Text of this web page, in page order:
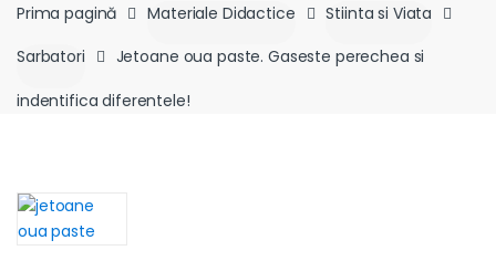
Prima pagină Materiale Didactice
Stiinta si Viata
Sarbatori
Jetoane oua paste. Gaseste perechea si
indentifica diferentele!